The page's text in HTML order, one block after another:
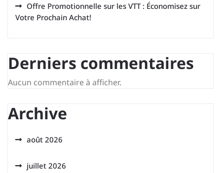
Offre Promotionnelle sur les VTT : Économisez sur
Votre Prochain Achat!
Derniers commentaires
Aucun commentaire à afficher.
Archive
août 2026
juillet 2026